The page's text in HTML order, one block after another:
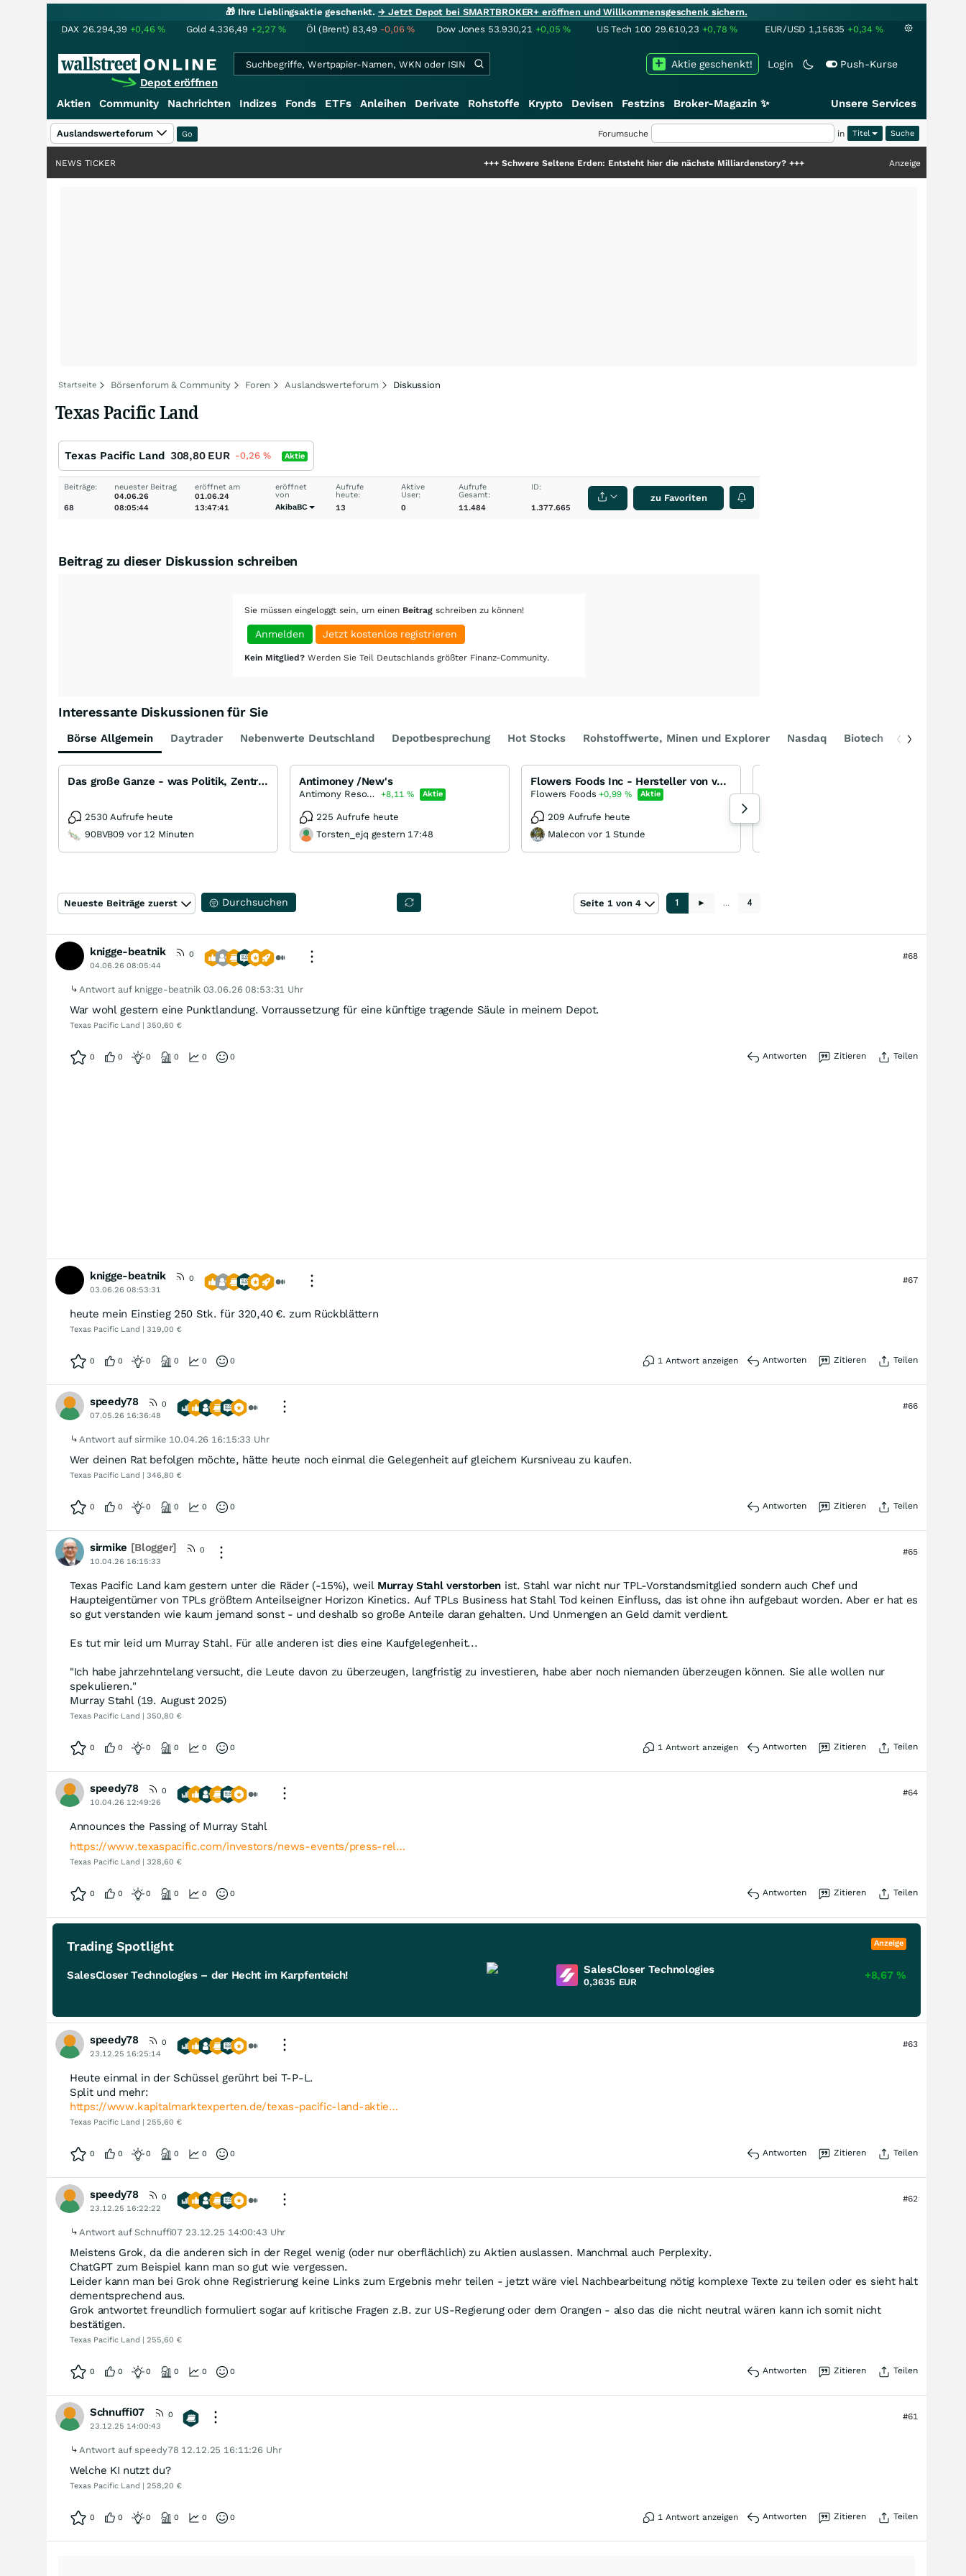
🎁 Ihre Lieblingsaktie geschenkt.→ Jetzt Depot bei SMARTBROKER+ eröffnen und Willkommensgeschenk sichern.
DAX 26.294,39 +0,46% Gold 4.336,49 +2,27% Öl (Brent) 83,49 -0,06% Dow Jones 53.930,21 +0,05% US Tech 100 29.610,23 +0,78% EUR/USD 1,15635 +0,34 %
Depot eröffnen
Login Push-Kurse
Aktie geschenkt!
Aktien Community Nachrichten Indizes Fonds ETFs Anleihen Derivate Rohstoffe Krypto Devisen Festzins Broker-Magazin ✨ Unsere Services
Auslandswerteforum Forumsuche in Titel
Schwere Seltene Erden: Entsteht hier die nächste Milliardenstory?+++ Anzeige
NEWS TICKER
Startseite Börsenforum & Community Foren Auslandswerteforum Diskussion
Texas Pacific Land
Texas Pacific Land 308,80 EUR -0,26 % Aktie
Beiträge:
68
neuester Beitrag
04.06.26
08:05:44
eröffnet am
01.06.24
13:47:41
eröffnet
von
AkibaBC
Aufrufe
heute:
13
Aktive
User:
0
Aufrufe
Gesamt:
11.484
ID:
1.377.665
zu Favoriten
Beitrag zu dieser Diskussion schreiben
Sie müssen eingeloggt sein, um einen Beitrag schreiben zu können!
Anmelden Jetzt kostenlos registrieren
Kein Mitglied? Werden Sie Teil Deutschlands größter Finanz-Community.
Interessante Diskussionen für Sie
Börse Allgemein Daytrader Nebenwerte Deutschland Depotbesprechung Hot Stocks Rohstoffwerte, Minen und Explorer Nasdaq Biotech DAX
Das große Ganze - was Politik, Zentralbanken, Trends, Medien und Gesellschaft mit Aktien, Rohstoffen
2530 Aufrufe heute
90BVB09 vor 12 Minuten
Antimoney /New's
Antimony Resources +8,11% Aktie
225 Aufrufe heute
Torsten_ejq gestern 17:48
Flowers Foods Inc - Hersteller von verpackten Lebensmitteln (z.B. Brot)
Flowers Foods +0,99% Aktie
209 Aufrufe heute
Malecon vor 1 Stunde
Neueste Beiträge zuerst Durchsuchen 1 ► … 4
Seite 1 von 4
knigge-beatnik
0
04.06.26 08:05:44
#68
Antwort auf knigge-beatnik 03.06.26 08:53:31 Uhr
War wohl gestern eine Punktlandung. Vorraussetzung für eine künftige tragende Säule in meinem Depot.
Texas Pacific Land | 350,60 €
0 0 0 0 0 0 Antworten Zitieren Teilen
knigge-beatnik
0
03.06.26 08:53:31
#67
heute mein Einstieg 250 Stk. für 320,40 €. zum Rückblättern
Texas Pacific Land | 319,00 €
0 0 0 0 0 0 1 Antwort anzeigen Antworten Zitieren Teilen
speedy78
0
07.05.26 16:36:48
#66
Antwort auf sirmike 10.04.26 16:15:33 Uhr
Wer deinen Rat befolgen möchte, hätte heute noch einmal die Gelegenheit auf gleichem Kursniveau zu kaufen.
Texas Pacific Land | 346,80 €
0 0 0 0 0 0 Antworten Zitieren Teilen
sirmike [Blogger]
0
10.04.26 16:15:33
#65
Texas Pacific Land kam gestern unter die Räder (-15%), weil Murray Stahl verstorben ist. Stahl war nicht nur TPL-Vorstandsmitglied sondern auch Chef und
Haupteigentümer von TPLs größtem Anteilseigner Horizon Kinetics. Auf TPLs Business hat Stahl Tod keinen Einfluss, das ist ohne ihn aufgebaut worden. Aber er hat es
so gut verstanden wie kaum jemand sonst - und deshalb so große Anteile daran gehalten. Und Unmengen an Geld damit verdient.
Es tut mir leid um Murray Stahl. Für alle anderen ist dies eine Kaufgelegenheit...
"Ich habe jahrzehntelang versucht, die Leute davon zu überzeugen, langfristig zu investieren, habe aber noch niemanden überzeugen können. Sie alle wollen nur
spekulieren."
Murray Stahl (19. August 2025)
Texas Pacific Land | 350,80 €
0 0 0 0 0 0 1 Antwort anzeigen Antworten Zitieren Teilen
speedy78
0
10.04.26 12:49:26
#64
Announces the Passing of Murray Stahl
https://www.texaspacific.com/investors/news-events/press-rel…
Texas Pacific Land | 328,60 €
0 0 0 0 0 0 Antworten Zitieren Teilen
Trading Spotlight Anzeige
SalesCloser Technologies – der Hecht im Karpfenteich! SalesCloser Technologies
0,3635 EUR
+8,67%
speedy78
0
23.12.25 16:25:14
#63
Heute einmal in der Schüssel gerührt bei T-P-L.
Split und mehr:
https://www.kapitalmarktexperten.de/texas-pacific-land-aktie…
Texas Pacific Land | 255,60 €
0 0 0 0 0 0 Antworten Zitieren Teilen
speedy78
0
23.12.25 16:22:22
#62
Antwort auf Schnuffi07 23.12.25 14:00:43 Uhr
Meistens Grok, da die anderen sich in der Regel wenig (oder nur oberflächlich) zu Aktien auslassen. Manchmal auch Perplexity.
ChatGPT zum Beispiel kann man so gut wie vergessen.
Leider kann man bei Grok ohne Registrierung keine Links zum Ergebnis mehr teilen - jetzt wäre viel Nachbearbeitung nötig komplexe Texte zu teilen oder es sieht halt
dementsprechend aus.
Grok antwortet freundlich formuliert sogar auf kritische Fragen z.B. zur US-Regierung oder dem Orangen - also das die nicht neutral wären kann ich somit nicht
bestätigen.
Texas Pacific Land | 255,60 €
0 0 0 0 0 0 Antworten Zitieren Teilen
Schnuffi07
0
23.12.25 14:00:43
#61
Antwort auf speedy78 12.12.25 16:11:26 Uhr
Welche KI nutzt du?
Texas Pacific Land | 258,20 €
0 0 0 0 0 0 1 Antwort anzeigen Antworten Zitieren Teilen